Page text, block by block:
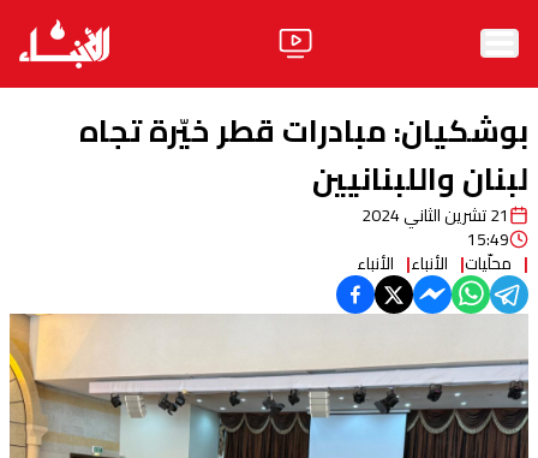
الرئيسية
الأخبار
آراء
فيديو
مواقف
وليد جنبلاطالحزب
ابحث
بوشكيان: مبادرات قطر خيّرة تجاه
لبنان واللبنانيين
21 تشرين الثاني 2024
15:49
محلّيات الأنباء الأنباء